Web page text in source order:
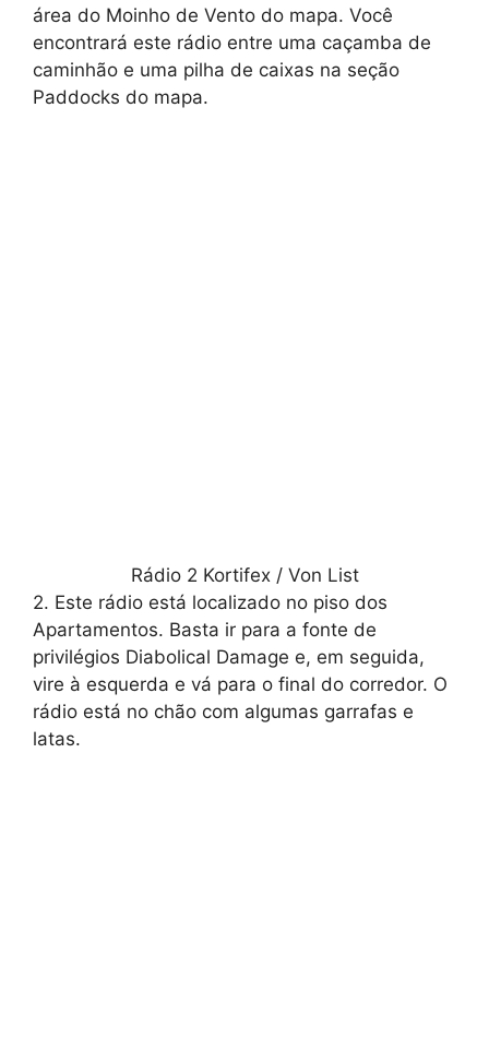
área do Moinho de Vento do mapa. Você
encontrará este rádio entre uma caçamba de
caminhão e uma pilha de caixas na seção
Paddocks do mapa.
Rádio 2 Kortifex / Von List
2. Este rádio está localizado no piso dos
Apartamentos. Basta ir para a fonte de
privilégios Diabolical Damage e, em seguida,
vire à esquerda e vá para o final do corredor. O
rádio está no chão com algumas garrafas e
latas.